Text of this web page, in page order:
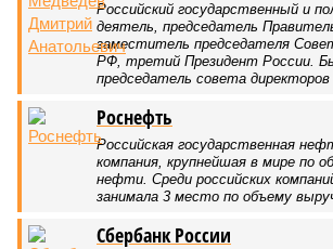
Российский государственный и
деятель, председатель
заместитель председателя
РФ, третий Президент России.
председатель совета директоров
Роснефть
Российская государственная
компания, крупнейшая в мире по
нефти. Среди российских
занимала 3 место по объему
Сбербанк России